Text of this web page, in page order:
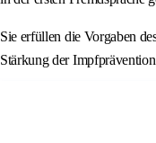
Sie erfüllen die Vorgaben
Stärkung der